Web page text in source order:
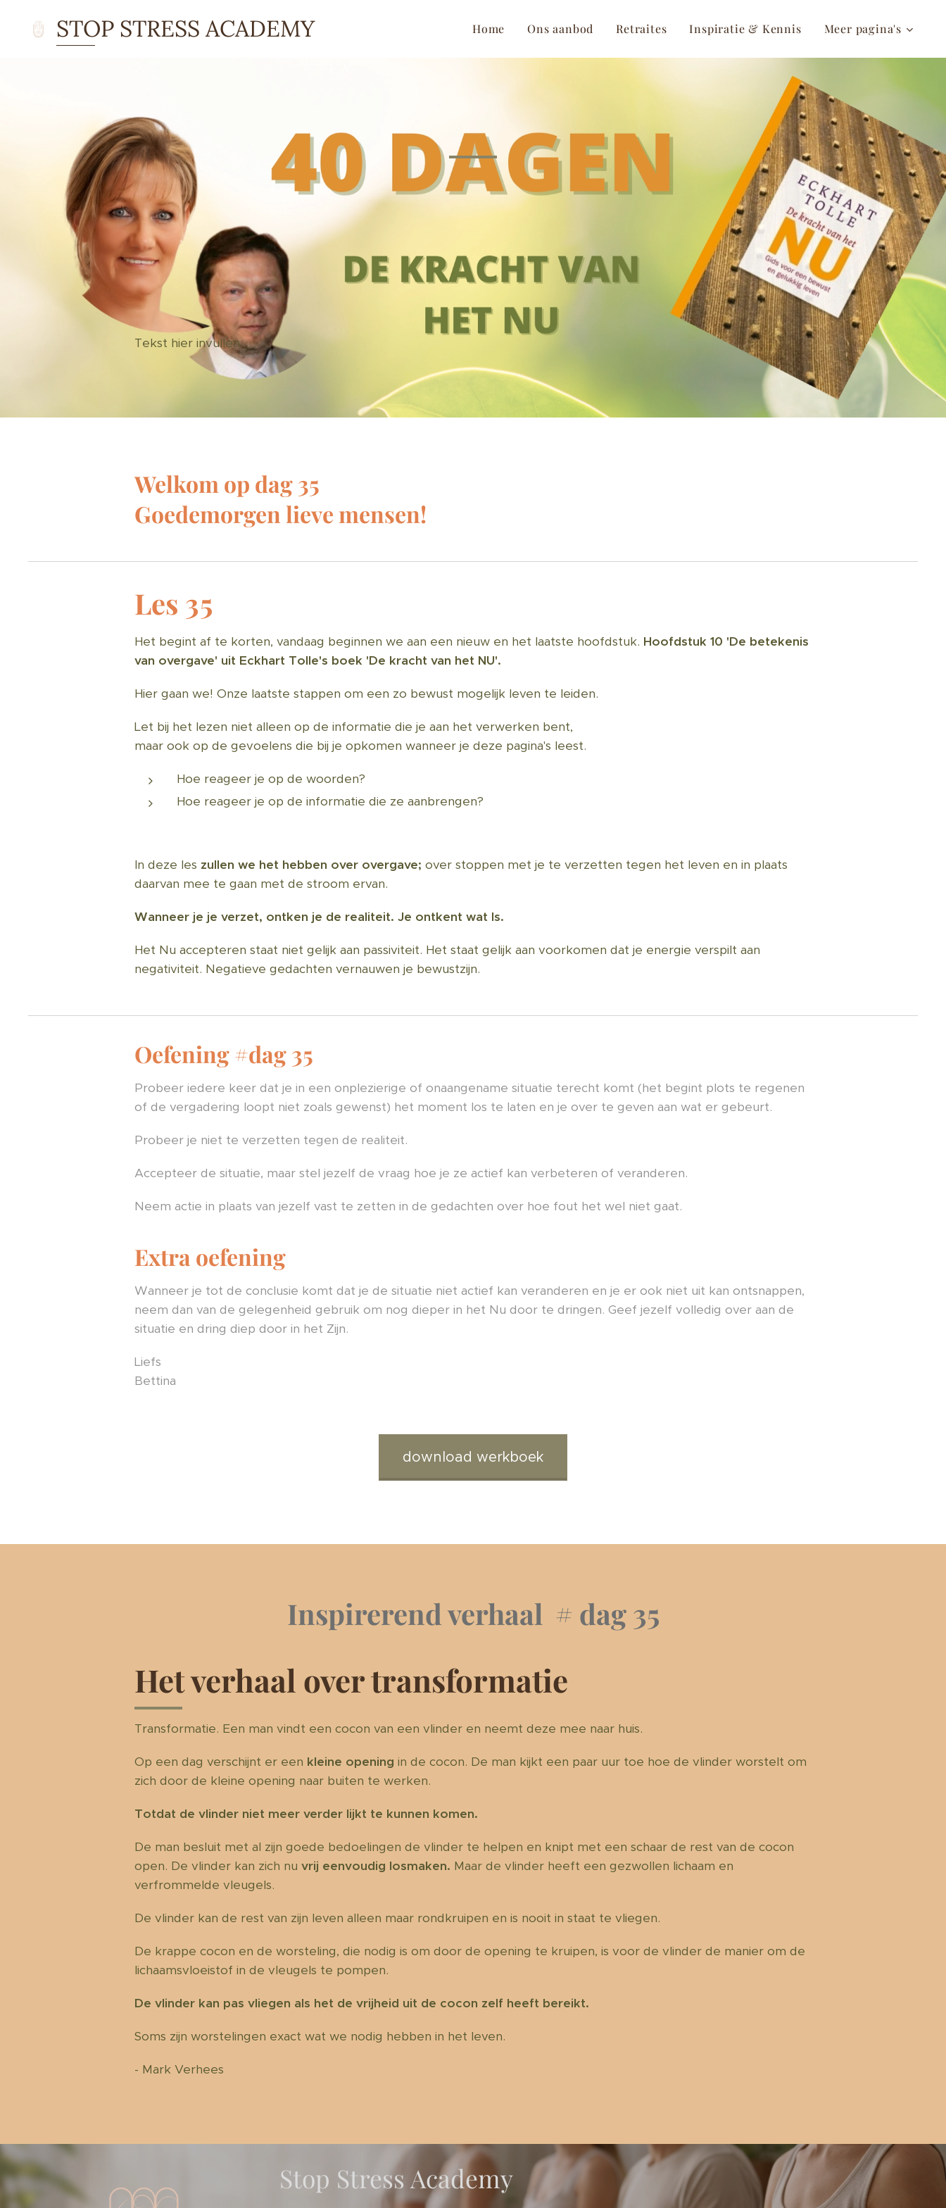
STOP STRESS ACADEMY
Home Ons aanbod Retraites Inspiratie & Kennis Meer pagina's
.
Tekst hier invullen...
Welkom op dag 35 ☀
Goedemorgen lieve mensen!
Les 35
Het begint af te korten, vandaag beginnen we aan een nieuw en het laatste hoofdstuk. Hoofdstuk 10 'De betekenis
van overgave' uit Eckhart Tolle's boek 'De kracht van het NU'.
Hier gaan we! Onze laatste stappen om een zo bewust mogelijk leven te leiden.
Let bij het lezen niet alleen op de informatie die je aan het verwerken bent,
maar ook op de gevoelens die bij je opkomen wanneer je deze pagina's leest.
Hoe reageer je op de woorden?
Hoe reageer je op de informatie die ze aanbrengen?
In deze les zullen we het hebben over overgave; over stoppen met je te verzetten tegen het leven en in plaats
daarvan mee te gaan met de stroom ervan.
Wanneer je je verzet, ontken je de realiteit. Je ontkent wat Is.
Het Nu accepteren staat niet gelijk aan passiviteit. Het staat gelijk aan voorkomen dat je energie verspilt aan
negativiteit. Negatieve gedachten vernauwen je bewustzijn.
Oefening #dag 35
Probeer iedere keer dat je in een onplezierige of onaangename situatie terecht komt (het begint plots te regenen
of de vergadering loopt niet zoals gewenst) het moment los te laten en je over te geven aan wat er gebeurt.
Probeer je niet te verzetten tegen de realiteit.
Accepteer de situatie, maar stel jezelf de vraag hoe je ze actief kan verbeteren of veranderen.
Neem actie in plaats van jezelf vast te zetten in de gedachten over hoe fout het wel niet gaat.
Extra oefening 🧡
Wanneer je tot de conclusie komt dat je de situatie niet actief kan veranderen en je er ook niet uit kan ontsnappen,
neem dan van de gelegenheid gebruik om nog dieper in het Nu door te dringen. Geef jezelf volledig over aan de
situatie en dring diep door in het Zijn.
Liefs
Bettina
download werkboek
Inspirerend verhaal # dag 35
Het verhaal over transformatie
Transformatie. Een man vindt een cocon van een vlinder en neemt deze mee naar huis.
Op een dag verschijnt er een kleine opening in de cocon. De man kijkt een paar uur toe hoe de vlinder worstelt om
zich door de kleine opening naar buiten te werken.
Totdat de vlinder niet meer verder lijkt te kunnen komen.
De man besluit met al zijn goede bedoelingen de vlinder te helpen en knipt met een schaar de rest van de cocon
open. De vlinder kan zich nu vrij eenvoudig losmaken. Maar de vlinder heeft een gezwollen lichaam en
verfrommelde vleugels.
De vlinder kan de rest van zijn leven alleen maar rondkruipen en is nooit in staat te vliegen.
De krappe cocon en de worsteling, die nodig is om door de opening te kruipen, is voor de vlinder de manier om de
lichaamsvloeistof in de vleugels te pompen.
De vlinder kan pas vliegen als het de vrijheid uit de cocon zelf heeft bereikt.
Soms zijn worstelingen exact wat we nodig hebben in het leven.
- Mark Verhees
Stop Stress Academy